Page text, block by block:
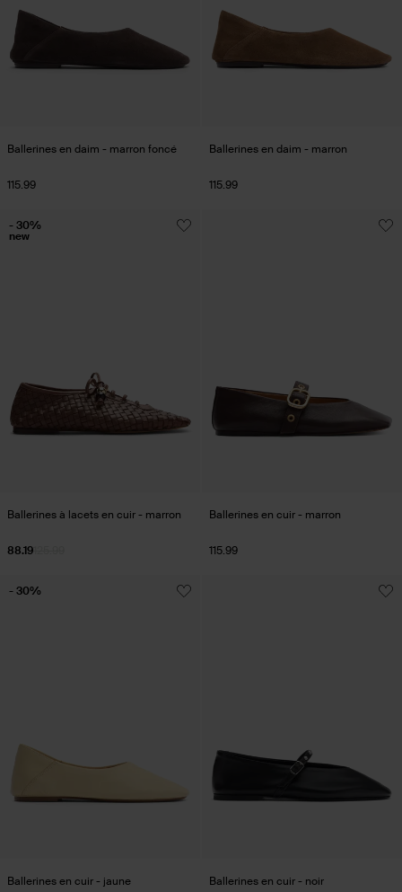
Ballerines en daim - marron foncé
115.99
Ballerines en daim - marron
115.99
Ballerines à lacets en cuir - marron
88.19
- 30%
new
Ballerines en cuir - marron
115.99
Ballerines en cuir - jaune
- 30%
Ballerines en cuir - noir